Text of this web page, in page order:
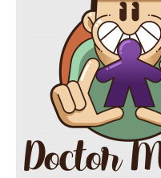
e
b
o
t
a
g